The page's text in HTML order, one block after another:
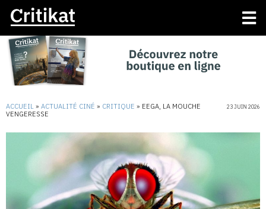
ACCUEIL » ACTUALITÉ CINÉ » CRITIQUE » EEGA, LA MOUCHE
VENGERESSE
23 JUIN 2026